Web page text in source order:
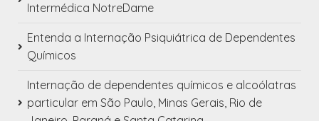
Intermédica NotreDame
Entenda a Internação Psiquiátrica de Dependentes
Químicos
Internação de dependentes químicos e alcoólatras
particular em São Paulo, Minas Gerais, Rio de